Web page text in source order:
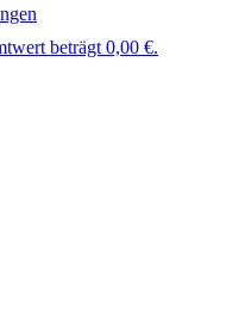
beträgt 0,00 €.